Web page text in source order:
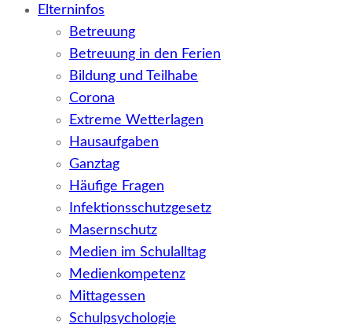
Elterninfos
Betreuung
Betreuung in den Ferien
Bildung und Teilhabe
Corona
Extreme Wetterlagen
Hausaufgaben
Ganztag
Häufige Fragen
Infektionsschutzgesetz
Masernschutz
Medien im Schulalltag
Medienkompetenz
Mittagessen
Schulpsychologie